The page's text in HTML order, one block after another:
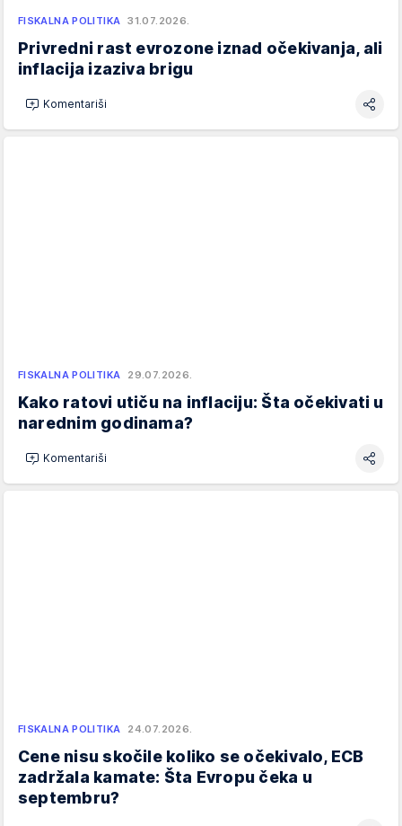
FISKALNA POLITIKA 31.07.2026.
Privredni rast evrozone iznad očekivanja, ali
inflacija izaziva brigu
Komentariši
FISKALNA POLITIKA 29.07.2026.
Kako ratovi utiču na inflaciju: Šta očekivati u
narednim godinama?
Komentariši
FISKALNA POLITIKA 24.07.2026.
Cene nisu skočile koliko se očekivalo, ECB
zadržala kamate: Šta Evropu čeka u
septembru?